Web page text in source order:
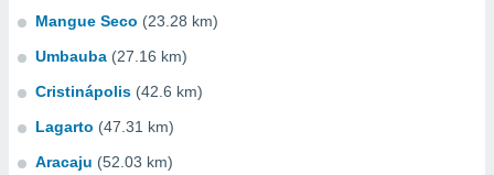
Mangue Seco (23.28 km)
Umbauba (27.16 km)
Cristinápolis (42.6 km)
Lagarto (47.31 km)
Aracaju (52.03 km)